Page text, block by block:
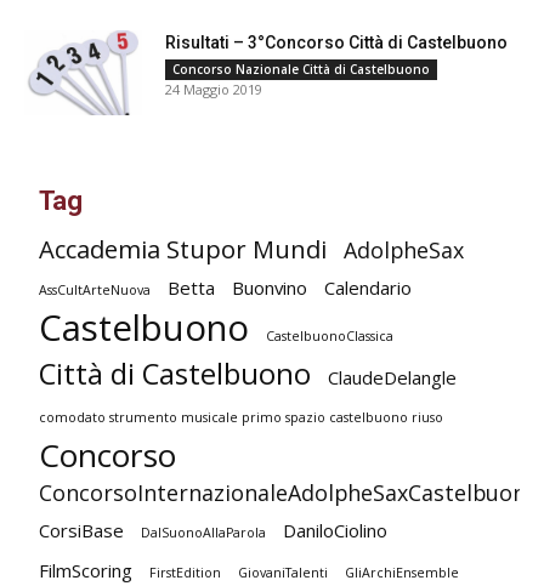
Risultati – 3°Concorso Città di Castelbuono
Concorso Nazionale Città di Castelbuono
24 Maggio 2019
Tag
Accademia Stupor Mundi AdolpheSax
AssCultArteNuova Betta Buonvino Calendario
Castelbuono CastelbuonoClassica
Città di Castelbuono ClaudeDelangle
comodato strumento musicale primo spazio castelbuono riuso
Concorso
ConcorsoInternazionaleAdolpheSaxCastelbuono
CorsiBase DalSuonoAllaParola
DaniloCiolino
FilmScoring
FirstEdition GiovaniTalenti GliArchiEnsemble